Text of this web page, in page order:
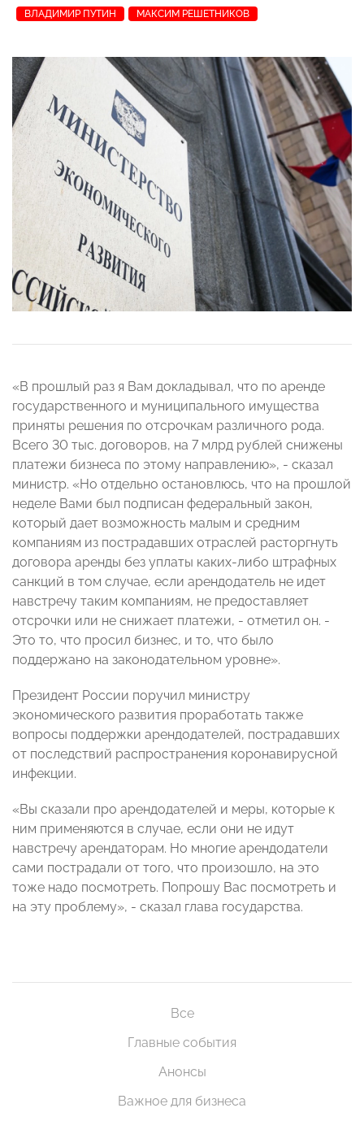
ВЛАДИМИР ПУТИН МАКСИМ РЕШЕТНИКОВ
«В прошлый раз я Вам докладывал, что по аренде
государственного и муниципального имущества
приняты решения по отсрочкам различного рода.
Всего 30 тыс. договоров, на 7 млрд рублей снижены
платежи бизнеса по этому направлению», - сказал
министр. «Но отдельно остановлюсь, что на прошлой
неделе Вами был подписан федеральный закон,
который дает возможность малым и средним
компаниям из пострадавших отраслей расторгнуть
договора аренды без уплаты каких-либо штрафных
санкций в том случае, если арендодатель не идет
навстречу таким компаниям, не предоставляет
отсрочки или не снижает платежи, - отметил он. -
Это то, что просил бизнес, и то, что было
поддержано на законодательном уровне».
Президент России поручил министру
экономического развития проработать также
вопросы поддержки арендодателей, пострадавших
от последствий распространения коронавирусной
инфекции.
«Вы сказали про арендодателей и меры, которые к
ним применяются в случае, если они не идут
навстречу арендаторам. Но многие арендодатели
сами пострадали от того, что произошло, на это
тоже надо посмотреть. Попрошу Вас посмотреть и
на эту проблему», - сказал глава государства.
Все
Главные события
Анонсы
Важное для бизнеса